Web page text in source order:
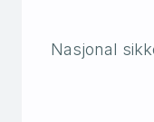
Nasjonal